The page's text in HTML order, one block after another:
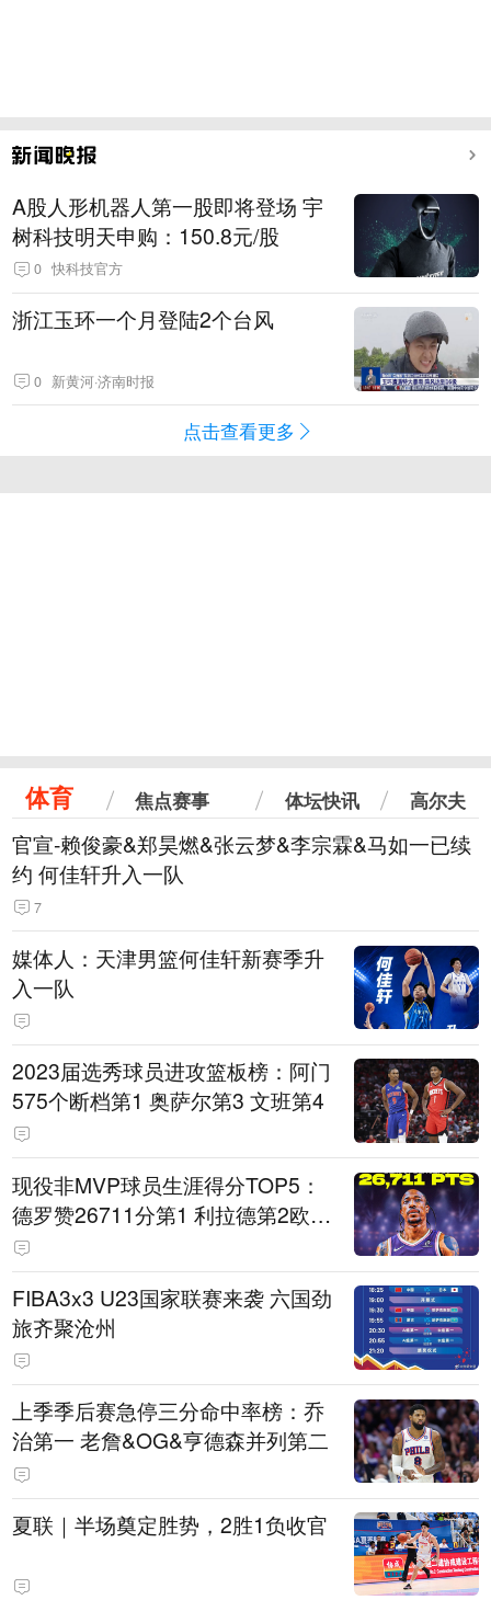
A股人形机器人第一股即将登场 宇
树科技明天申购：150.8元/股
0 快科技官方
浙江玉环一个月登陆2个台风
0 新黄河·济南时报
点击查看更多
体育 焦点赛事 体坛快讯 高尔夫
官宣-赖俊豪&郑昊燃&张云梦&李宗霖&马如一已续
约 何佳轩升入一队
7
媒体人：天津男篮何佳轩新赛季升
入一队
2023届选秀球员进攻篮板榜：阿门
575个断档第1 奥萨尔第3 文班第4
现役非MVP球员生涯得分TOP5：
德罗赞26711分第1 利拉德第2欧文
第5
FIBA3x3 U23国家联赛来袭 六国劲
旅齐聚沧州
上季季后赛急停三分命中率榜：乔
治第一 老詹&OG&亨德森并列第二
夏联｜半场奠定胜势，2胜1负收官